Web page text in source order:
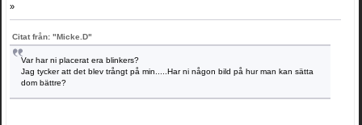
»
Citat från: "Micke.D"
Var har ni placerat era blinkers?
Jag tycker att det blev trångt på min.....Har ni någon bild på hur man kan sätta
dom bättre?